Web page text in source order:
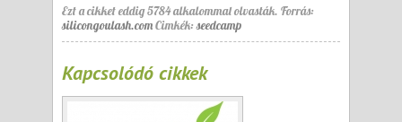
Ezt a cikket eddig 5784 alkalommal olvasták. Forrás:
silicongoulash.comCimkék:seedcamp
Kapcsolódó cikkek